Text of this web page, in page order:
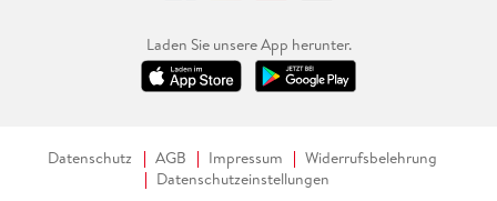
Laden Sie unsere App herunter.
Datenschutz AGB Impressum
Widerrufsbelehrung
Datenschutzeinstellungen